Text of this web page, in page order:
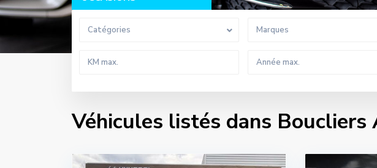
Catégories Marques
Véhicules listés dans Boucliers